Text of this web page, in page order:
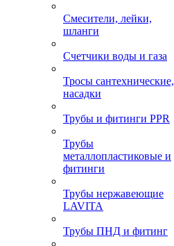
Смесители, лейки,
шланги
Счетчики воды и газа
Тросы сантехнические,
насадки
Трубы и фитинги PPR
Трубы
металлопластиковые и
фитинги
Трубы нержавеющие
LAVITA
Трубы ПНД и фитинг